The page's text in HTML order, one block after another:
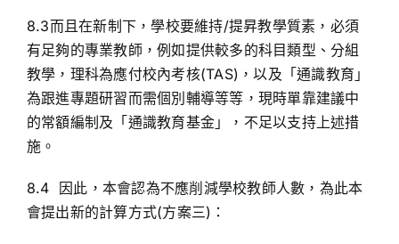
8.3而且在新制下，學校要維持/提昇教學質素，必須
有足夠的專業教師，例如提供較多的科目類型、分組
教學，理科為應付校內考核(TAS)，以及「通識教育」
為跟進專題研習而需個別輔導等等，現時單靠建議中
的常額編制及「通識教育基金」，不足以支持上述措
施。
8.4 因此，本會認為不應削減學校教師人數，為此本
會提出新的計算方式(方案三)：